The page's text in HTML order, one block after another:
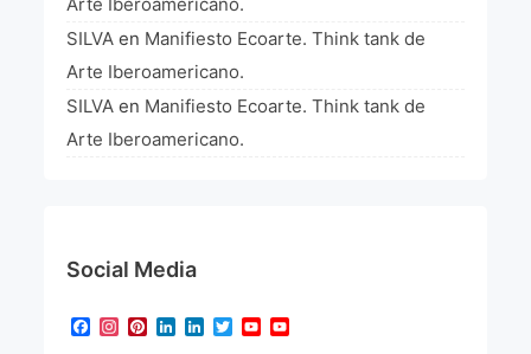
SILVA en Manifiesto Ecoarte. Think tank de
Arte Iberoamericano.
SILVA en Manifiesto Ecoarte. Think tank de
Arte Iberoamericano.
Social Media
Facebook
Instagram
Pinterest
LinkedIn
LinkedIn
TwitterYouTube